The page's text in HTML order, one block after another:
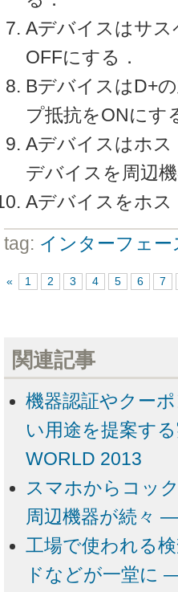
Aデバイスはサ
OFFにする．
BデバイスはD+
プ抵抗をONにす
Aデバイスはホ
デバイスを周辺
Aデバイスをホ
tag: インターフェー
« 1 2 3 4 5 6 7
関連記事
機器認証やクー
い用途を提案す
WORLD 2013
スマホからコッ
周辺機器が続々
工場で使われる
ドなどが一堂に